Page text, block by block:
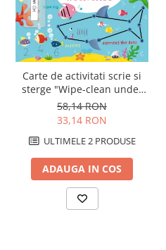
Carte de activitati scrie si
sterge "Wipe-clean under
the sea activities",
reutilizabila, Usborne
58,14 RON
33,14 RON
ULTIMELE 2 PRODUSE
ADAUGA IN COS